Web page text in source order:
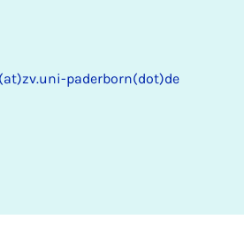
paderborn(dot)de